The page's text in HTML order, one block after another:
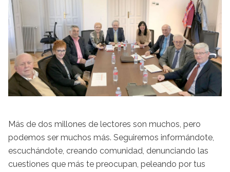
Más de dos millones de lectores son muchos, pero
podemos ser muchos más. Seguiremos informándote,
escuchándote, creando comunidad, denunciando las
cuestiones que más te preocupan, peleando por tus